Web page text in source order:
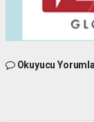
Okuyucu